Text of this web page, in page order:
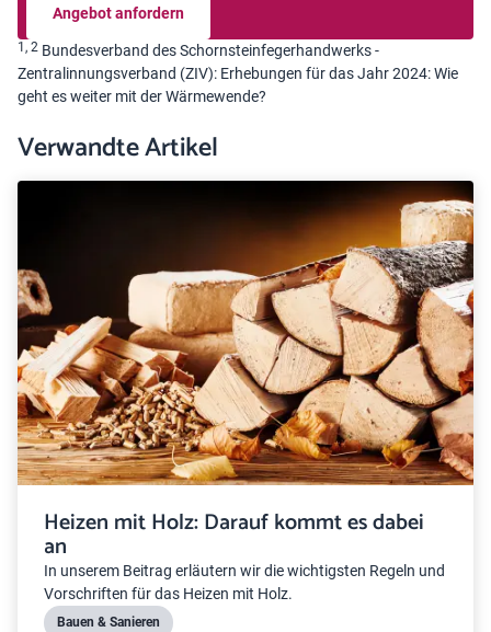
Angebot anfordern
1, 2 Bundesverband des Schornsteinfegerhandwerks -
Zentralinnungsverband (ZIV): Erhebungen für das Jahr 2024: Wie
geht es weiter mit der Wärmewende?
Verwandte Artikel
Heizen mit Holz: Darauf kommt es dabei
an
In unserem Beitrag erläutern wir die wichtigsten Regeln und
Vorschriften für das Heizen mit Holz.
Bauen & Sanieren